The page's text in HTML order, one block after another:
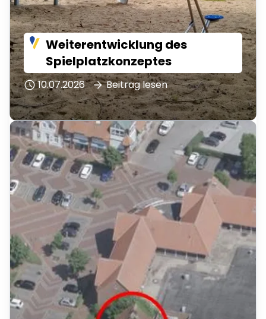
Weiterentwicklung des
Spielplatzkonzeptes
10.07.2026 Beitrag lesen